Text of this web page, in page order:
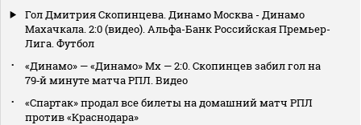
Гол Дмитрия Скопинцева. Динамо Москва - Динамо
Махачкала. 2:0 (видео). Альфа-Банк Российская Премьер-
Лига. Футбол
«Динамо» — «Динамо» Мх — 2:0. Скопинцев забил гол на
79‑й минуте матча РПЛ. Видео
«Спартак» продал все билеты на домашний матч РПЛ
против «Краснодара»